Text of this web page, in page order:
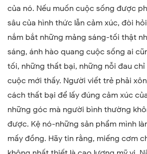
của nó. Nếu muốn cuộc sống được
sâu của hình thức lẫn cảm xúc, đòi
nắm bắt những mảng sáng-tối thật
sáng, ánh hào quang cuộc sống ai
tối, những thất bại, những nỗi đau
cuộc mới thấy. Người viết trẻ phải
cách thất bại để lấy đúng cảm xúc
những góc mà người bình thường
được. Kệ nó-những sản phẩm mình
mấy đồng. Hãy tin rằng, miếng cơm